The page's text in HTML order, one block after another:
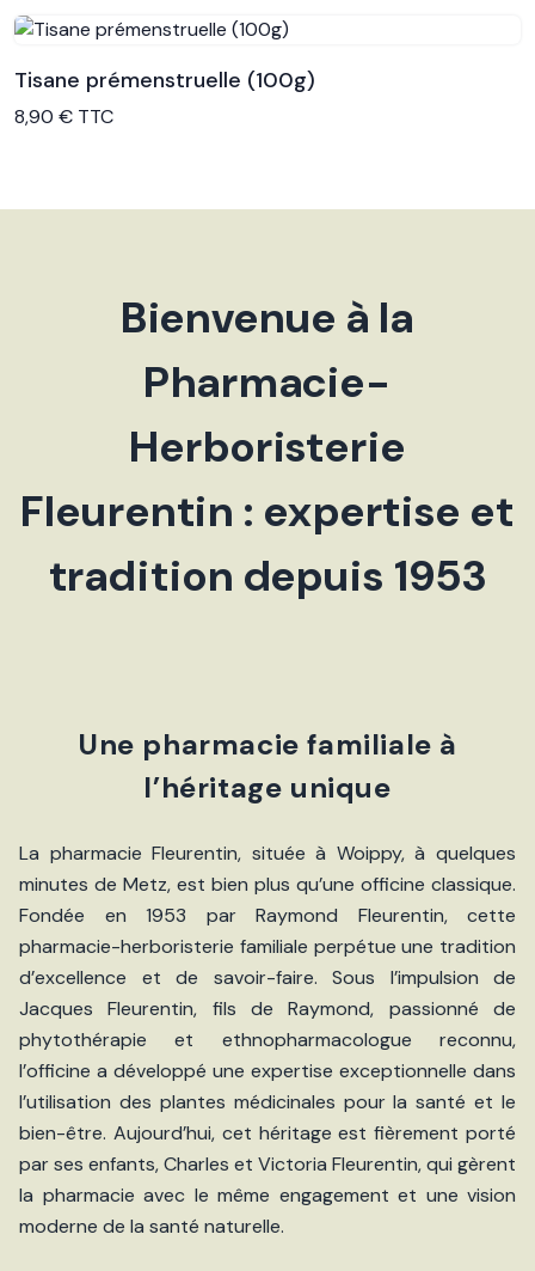
Voir le produit
Tisane prémenstruelle (100g)
8,90 € TTC
Bienvenue à la
Pharmacie-
Herboristerie
Fleurentin : expertise et
tradition depuis 1953
Une pharmacie familiale à
l’héritage unique
La pharmacie Fleurentin, située à Woippy, à quelques
minutes de Metz, est bien plus qu’une officine classique.
Fondée en 1953 par Raymond Fleurentin, cette
pharmacie-herboristerie familiale perpétue une tradition
d’excellence et de savoir-faire. Sous l’impulsion de
Jacques Fleurentin, fils de Raymond, passionné de
phytothérapie et ethnopharmacologue reconnu,
l’officine a développé une expertise exceptionnelle dans
l’utilisation des plantes médicinales pour la santé et le
bien-être. Aujourd’hui, cet héritage est fièrement porté
par ses enfants, Charles et Victoria Fleurentin, qui gèrent
la pharmacie avec le même engagement et une vision
moderne de la santé naturelle.